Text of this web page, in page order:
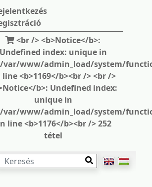
<br /> <b>Notice</b>:
Undefined index: unique in
var/www/admin_load/system/
line <b>1169</b><br /> <br />
b>: Undefined index:
unique in
var/www/admin_load/system/
line <b>1176</b><br /> 252
tétel
KERESÉS